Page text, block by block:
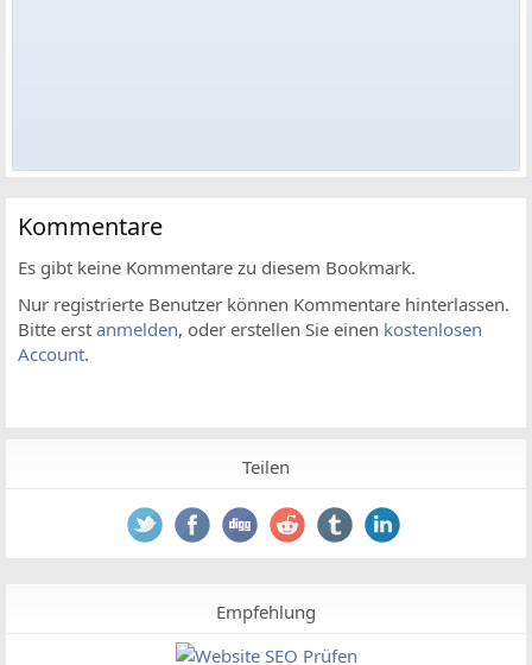
Kommentare
Es gibt keine Kommentare zu diesem Bookmark.
Nur registrierte Benutzer können Kommentare hinterlassen.
Bitte erst anmelden, oder erstellen Sie einen kostenlosen
Account.
Teilen
Empfehlung